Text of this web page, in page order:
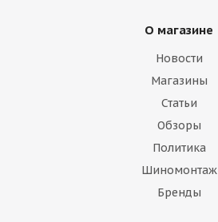
О магазине
Новости
Магазины
Статьи
Обзоры
Политика
Шиномонтаж
Бренды